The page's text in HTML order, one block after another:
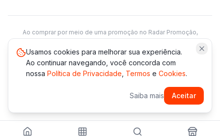
Ao comprar por meio de uma promoção no Radar Promoção,
Saiba mais
*Os preços e disponibilidade podem variar. Verifique sempre
Desenvolvido com amor 💜 pela Agência Vallades
Usamos cookies para melhorar sua experiência.
Ao continuar navegando, você concorda com
nossa Política de Privacidade Termos e Cookies.
Saiba mais Aceitar